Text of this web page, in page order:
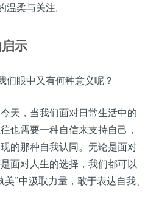
柔与关注。
示
们眼中又有何种意义呢？
今天，当我们面对日常生活中的
也需要一种自信来支持自己，
的那种自我认同。无论是面对
面对人生的选择，我们都可以
”中汲取力量，敢于表达自我、